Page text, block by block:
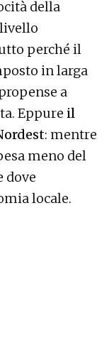
della
perché il
in larga
a
Eppure il
: mentre
meno del
dove
locale.